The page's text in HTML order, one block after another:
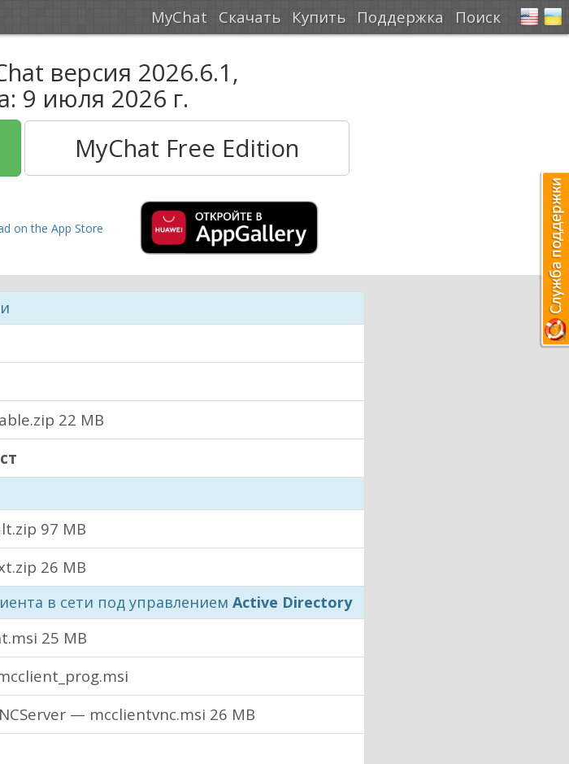
MyChat Скачать Купить Поддержка Поиск
версия 2026.6.1 ,
9 июля 2026 г.
MyChat Free Edition
22 MB
97 MB
26 MB
в сети под управлением Active Directory
25 MB
— mcclientvnc.msi 26 MB